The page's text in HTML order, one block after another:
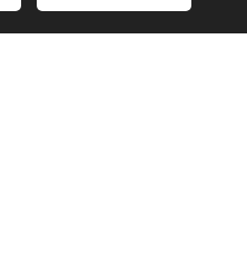
Folde...rten.pdf